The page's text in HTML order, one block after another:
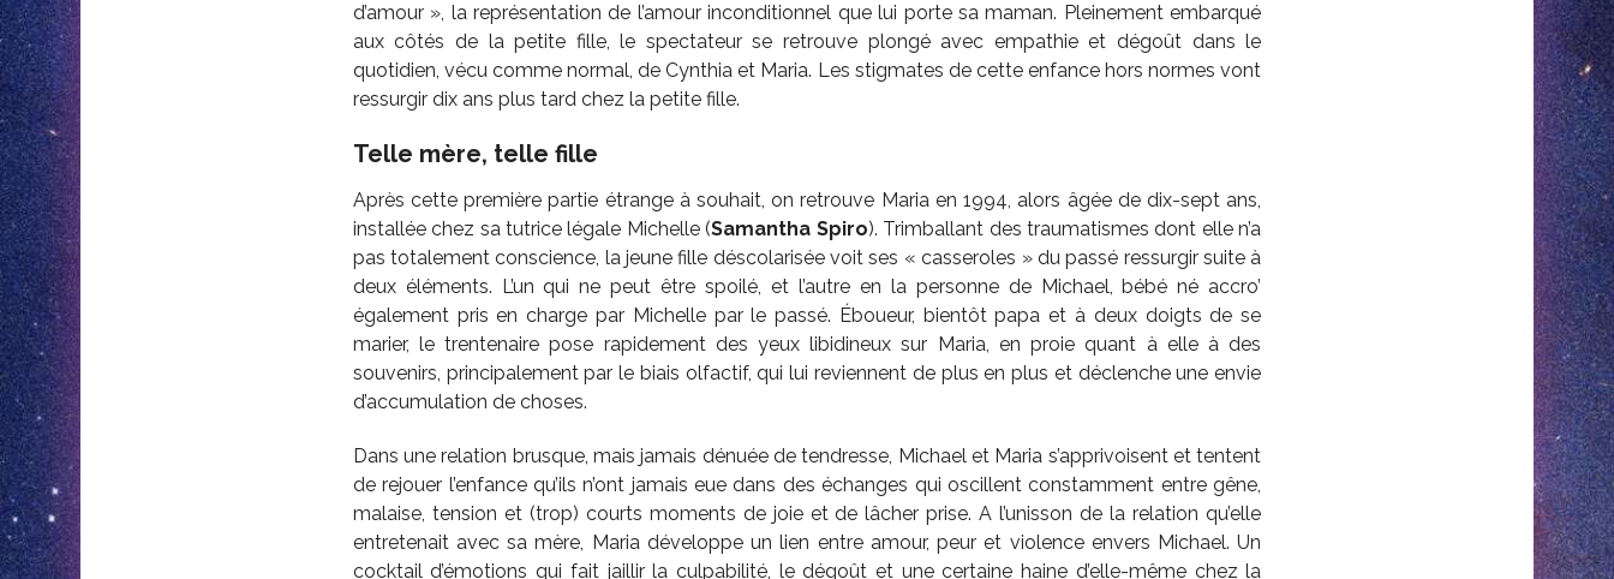
d’amour », la représentation de l’amour inconditionnel que lui porte sa maman. Pleinement embarqué
aux côtés de la petite fille, le spectateur se retrouve plongé avec empathie et dégoût dans le
quotidien, vécu comme normal, de Cynthia et Maria. Les stigmates de cette enfance hors normes vont
ressurgir dix ans plus tard chez la petite fille.
Telle mère, telle fille
Après cette première partie étrange à souhait, on retrouve Maria en 1994, alors âgée de dix-sept ans,
installée chez sa tutrice légale Michelle (Samantha Spiro). Trimballant des traumatismes dont elle n’a
pas totalement conscience, la jeune fille déscolarisée voit ses « casseroles » du passé ressurgir suite à
deux éléments. L’un qui ne peut être spoilé, et l’autre en la personne de Michael, bébé né accro’
également pris en charge par Michelle par le passé. Éboueur, bientôt papa et à deux doigts de se
marier, le trentenaire pose rapidement des yeux libidineux sur Maria, en proie quant à elle à des
souvenirs, principalement par le biais olfactif, qui lui reviennent de plus en plus et déclenche une envie
d’accumulation de choses.
Dans une relation brusque, mais jamais dénuée de tendresse, Michael et Maria s’apprivoisent et tentent
de rejouer l’enfance qu’ils n’ont jamais eue dans des échanges qui oscillent constamment entre gêne,
malaise, tension et (trop) courts moments de joie et de lâcher prise. A l’unisson de la relation qu’elle
entretenait avec sa mère, Maria développe un lien entre amour, peur et violence envers Michael. Un
cocktail d’émotions qui fait jaillir la culpabilité, le dégoût et une certaine haine d’elle-même chez la